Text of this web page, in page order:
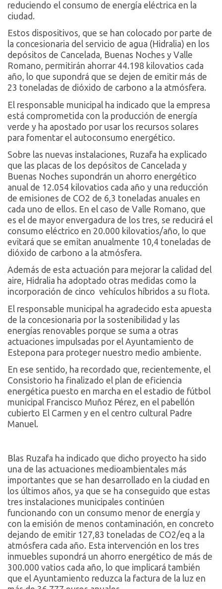
reduciendo el consumo de energía eléctrica en la
ciudad.
Estos dispositivos, que se han colocado por parte de
la concesionaria del servicio de agua (Hidralia) en los
depósitos de Cancelada, Buenas Noches y Valle
Romano, permitirán ahorrar 44.198 kilovatios cada
año, lo que supondrá que se dejen de emitir más de
23 toneladas de dióxido de carbono a la atmósfera.
El responsable municipal ha indicado que la empresa
está comprometida con la producción de energía
verde y ha apostado por usar los recursos solares
para fomentar el autoconsumo energético.
Sobre las nuevas instalaciones, Ruzafa ha explicado
que las placas de los depósitos de Cancelada y
Buenas Noches supondrán un ahorro energético
anual de 12.054 kilovatios cada año y una reducción
de emisiones de CO2 de 6,3 toneladas anuales en
cada uno de ellos. En el caso de Valle Romano, que
es el de mayor envergadura de los tres, se reducirá el
consumo eléctrico en 20.000 kilovatios/año, lo que
evitará que se emitan anualmente 10,4 toneladas de
dióxido de carbono a la atmósfera.
Además de esta actuación para mejorar la calidad del
aire, Hidralia ha adoptado otras medidas como la
incorporación de cinco vehículos híbridos a su flota.
El responsable municipal ha agradecido esta apuesta
de la concesionaria por la sostenibilidad y las
energías renovables porque se suma a otras
actuaciones impulsadas por el Ayuntamiento de
Estepona para proteger nuestro medio ambiente.
En ese sentido, ha recordado que, recientemente, el
Consistorio ha finalizado el plan de eficiencia
energética puesto en marcha en el estadio de fútbol
municipal Francisco Muñoz Pérez, en el pabellón
cubierto El Carmen y en el centro cultural Padre
Manuel.
Blas Ruzafa ha indicado que dicho proyecto ha sido
una de las actuaciones medioambientales más
importantes que se han desarrollado en la ciudad en
los últimos años, ya que se ha conseguido que estas
tres instalaciones municipales continúen
funcionando con un consumo menor de energía y
con la emisión de menos contaminación, en concreto
dejando de emitir 127,83 toneladas de CO2/eq a la
atmósfera cada año. Esta intervención en los tres
inmuebles supondrá un ahorro energético de más de
300.000 vatios cada año, lo que implicará también
que el Ayuntamiento reduzca la factura de la luz en